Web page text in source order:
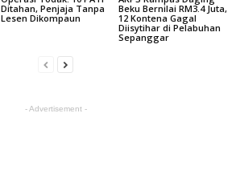
Ditahan, Penjaja Tanpa
Lesen Dikompaun
Beku Bernilai RM3.4 Juta,
12 Kontena Gagal
Diisytihar di Pelabuhan
Sepanggar
- Advertisement -